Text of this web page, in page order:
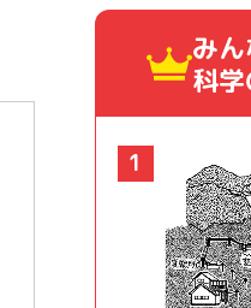
み
科
1